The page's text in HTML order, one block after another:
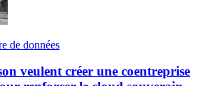
de données
veulent créer une coentreprise